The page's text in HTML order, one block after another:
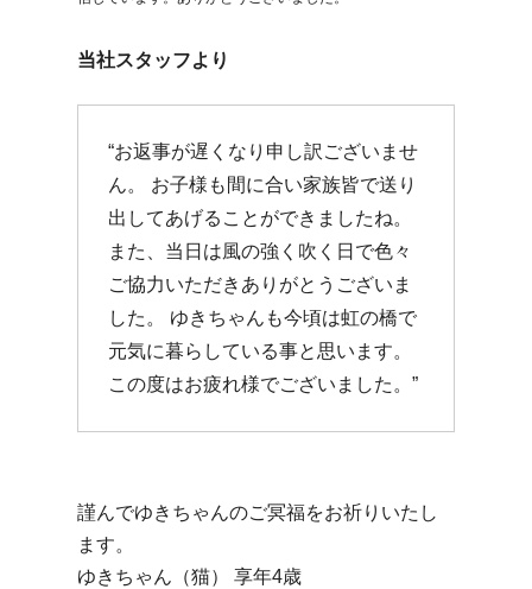
当社スタッフより
“お返事が遅くなり申し訳ございませ
ん。 お子様も間に合い家族皆で送り
出してあげることができましたね。
また、当日は風の強く吹く日で色々
ご協力いただきありがとうございま
した。 ゆきちゃんも今頃は虹の橋で
元気に暮らしている事と思います。
この度はお疲れ様でございました。”
謹んでゆきちゃんのご冥福をお祈りいたし
ます。
ゆきちゃん（猫） 享年4歳